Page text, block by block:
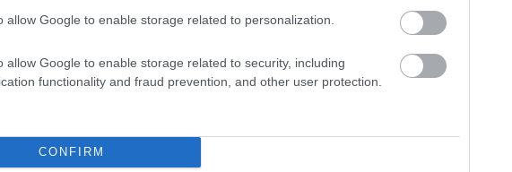
allow Google to enable storage related to personalization.
allow Google to enable storage related to security, including
functionality and fraud prevention, and other user protection.
CONFIRM